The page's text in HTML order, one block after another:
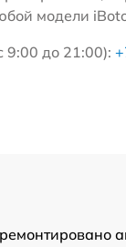
модели
9:00 до 21:00):